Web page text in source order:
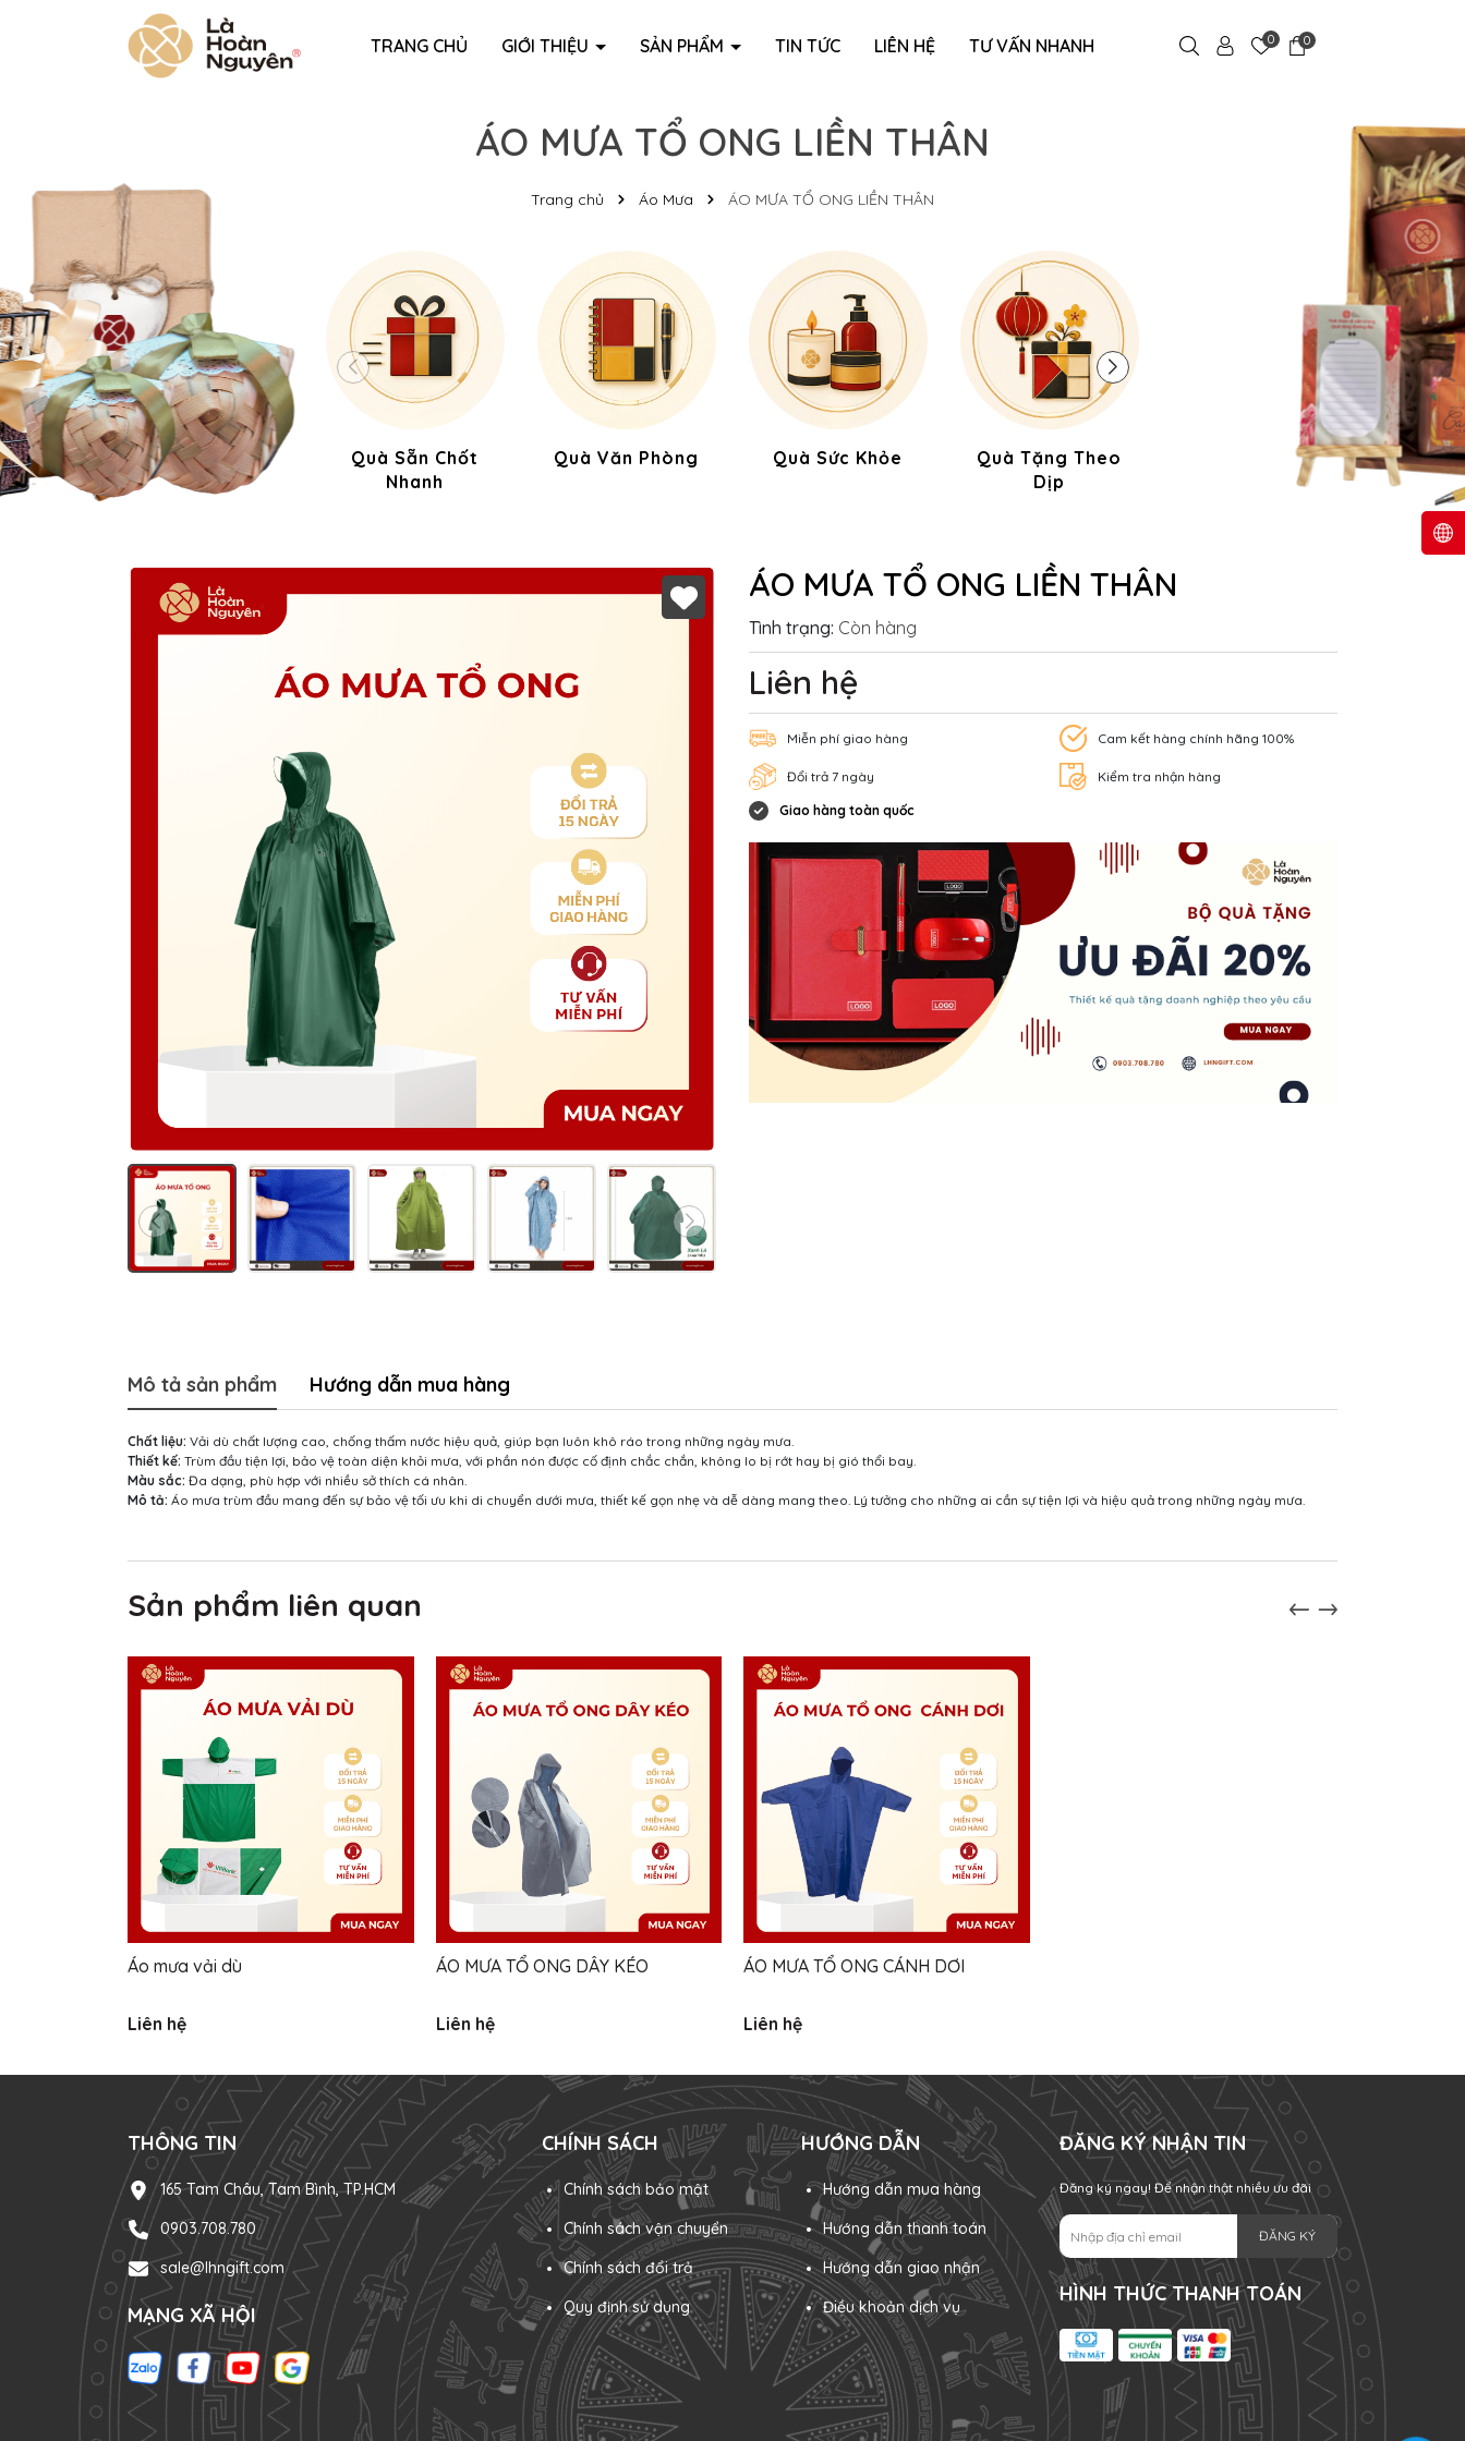
TRANG CHỦ GIỚI THIỆU SẢN PHẨM TIN TỨC LIÊN HỆ TƯ VẤN NHANH 0 0
ÁO MƯA TỔ ONG LIỀN THÂN
Trang chủ Áo Mưa ÁO MƯA TỔ ONG LIỀN THÂN
Quà Sẵn Chốt
Nhanh
Quà Văn Phòng Quà Sức Khỏe
Quà Tặng Theo
Dịp
Quà Gia Dụng Quà
ÁO MƯA TỔ ONG LIỀN THÂN
Tình trạng: Còn hàng
Liên hệ
Miễn phí giao hàng Cam kết hàng chính hãng 100%
Đổi trả 7 ngày Kiểm tra nhận hàng
Giao hàng toàn quốc
Mô tả sản phẩm Hướng dẫn mua hàng
Chất liệu: Vải dù chất lượng cao, chống thấm nước hiệu quả, giúp bạn luôn khô ráo trong những ngày mưa.
Thiết kế: Trùm đầu tiện lợi, bảo vệ toàn diện khỏi mưa, với phần nón được cố định chắc chắn, không lo bị rớt hay bị gió thổi bay.
Màu sắc: Đa dạng, phù hợp với nhiều sở thích cá nhân.
Mô tả: Áo mưa trùm đầu mang đến sự bảo vệ tối ưu khi di chuyển dưới mưa, thiết kế gọn nhẹ và dễ dàng mang theo. Lý tưởng cho những ai cần sự tiện lợi và hiệu quả trong những ngày mưa.
Sản phẩm liên quan
Áo mưa vải dù
Liên hệ
ÁO MƯA TỔ ONG DÂY KÉO
Liên hệ
ÁO MƯA TỔ ONG CÁNH DƠI
Liên hệ
THÔNG TIN
165 Tam Châu, Tam Bình, TP.HCM
0903.708.780
sale@lhngift.com
MẠNG XÃ HỘI
CHÍNH SÁCH
Chính sách bảo mật
Chính sách vận chuyển
Chính sách đổi trả
Quy định sử dụng
HƯỚNG DẪN
Hướng dẫn mua hàng
Hướng dẫn thanh toán
Hướng dẫn giao nhận
Điều khoản dịch vụ
ĐĂNG KÝ NHẬN TIN
Đăng ký ngay! Để nhận thật nhiều ưu đãi
ĐĂNG KÝ
HÌNH THỨC THANH TOÁN